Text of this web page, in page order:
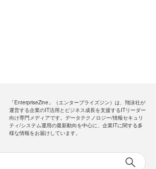
「EnterpriseZine」（エンタープライズジン）は、翔泳社が
運営する企業のIT活用とビジネス成長を支援するITリーダー
向け専門メディアです。データテクノロジー/情報セキュリ
ティ/システム運用の最新動向を中心に、企業ITに関する多
様な情報をお届けしています。